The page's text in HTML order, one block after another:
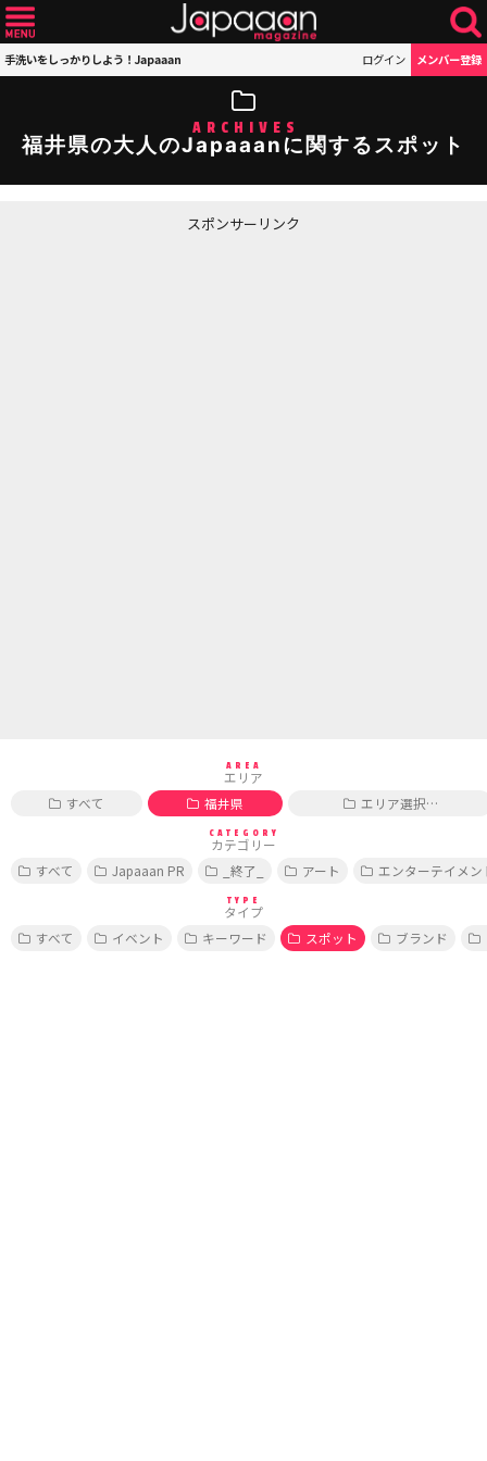
手洗いをしっかりしよう！Japaaan ログイン メンバー登録
ARCHIVES
福井県の大人のJapaaanに関するスポット
スポンサーリンク
AREA
エリア
すべて
福井県 エリア選択…
CATEGORY
カテゴリー
すべて
Japaaan PR _終了_ アート エンターテイメン
TYPE
タイプ
すべて
イベント キーワード スポット ブランド